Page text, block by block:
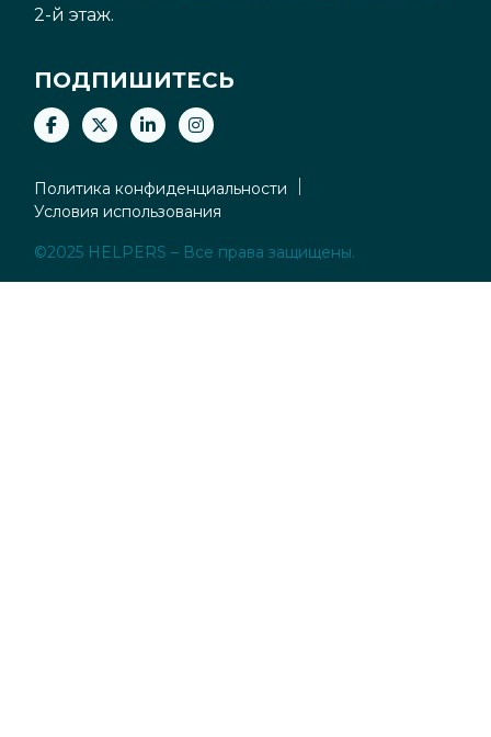
2-й этаж.
ПОДПИШИТЕСЬ
Политика конфиденциальности
Условия использования
©2025 HELPERS – Все права защищены.